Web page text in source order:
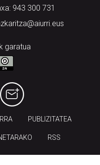
943 300 731
garatua
PUBLIZITATEA
RSS